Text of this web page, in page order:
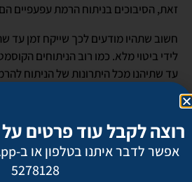
זאת, הסיבוכים בניתוח הרמת עפעפיים
חשוב שתהיו מודעים לכך שייקח זמן עד
לידי ביטוי מלא. כמו רוב הניתוחים
עד שתיהנו מכל היתרונות של הניתוח
האם יש תופעות
יש כמה תופעות לוואי שעלולות להתפתח
עפעפיים ויחלפו לאחר כמה ימים, וביניהן:
רוצה לקבל עוד פרטים על
5278128